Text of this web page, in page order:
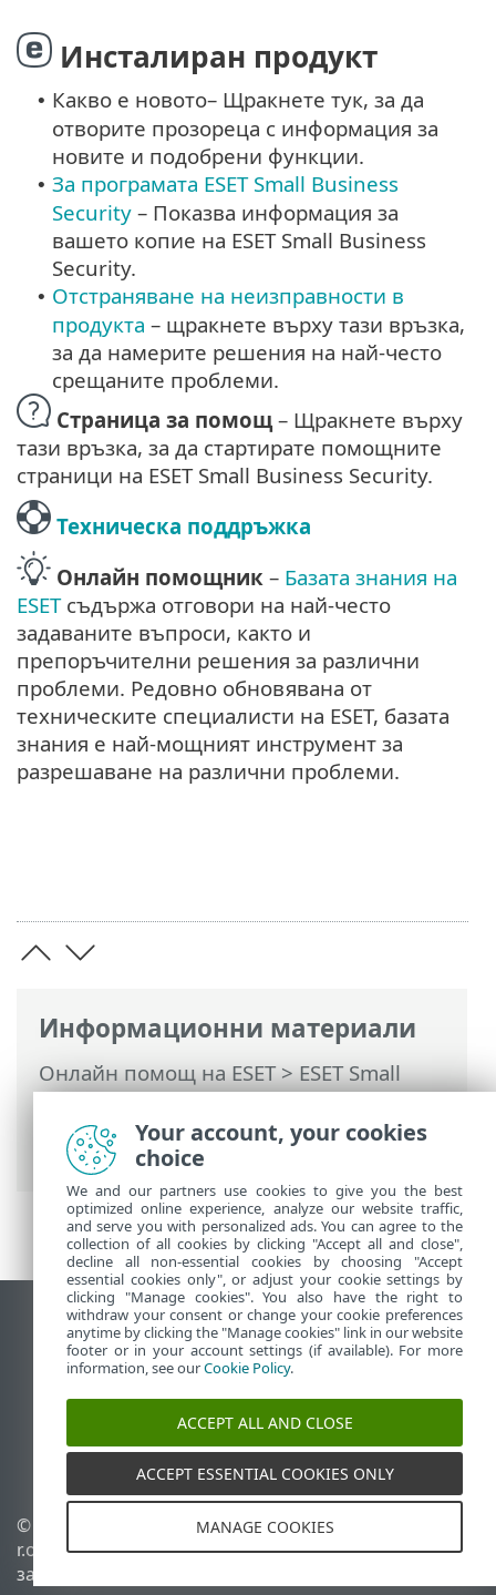
Информационни материали
Онлайн помощ на ESET>ESET Small
Business Security>Работа с ESET Small
Business Security> Помощ и
поддръжка
Инсталиран продукт
• Какво е новото– Щракнете тук, за да
отворите прозореца с информация за
новите и подобрени функции.
• За програмата ESET Small Business
Security – Показва информация за
вашето копие на ESET Small Business
Security.
• Отстраняване на неизправности в
продукта – щракнете върху тази връзка,
за да намерите решения на най-често
срещаните проблеми.
Страница за помощ – Щракнете върху
тази връзка, за да стартирате помощните
страници на ESET Small Business Security.
Техническа поддръжка
Онлайн помощник – Базата знания на
ESETсъдържа отговори на най-често
задаваните въпроси, както и
препоръчителни решения за различни
проблеми. Редовно обновявана от
техническите специалисти на ESET, базата
знания е най-мощният инструмент за
разрешаване на различни проблеми.
Преглед на настолна версия на сайт
End of Life
База със знания на ESET
Форум на ESET
ESET Status Portal
Регионална поддръжка
© 1992 - 2026 ESET, spol. s
r.o. – всички права
запазени.
бисквитките
Your account, your cookies
choice
We and our partners use cookies to give you the best
optimized online experience, analyze our website traffic,
and serve you with personalized ads. You can agree to the
collection of all cookies by clicking "Accept all and close",
decline all non-essential cookies by choosing "Accept
essential cookies only", or adjust your cookie settings by
clicking "Manage cookies". You also have the right to
withdraw your consent or change your cookie preferences
anytime by clicking the "Manage cookies" link in our website
footer or in your account settings (if available). For more
information, see ourCookie Policy.
ACCEPT ALL AND CLOSE
ACCEPT ESSENTIAL COOKIES ONLY
MANAGE COOKIES